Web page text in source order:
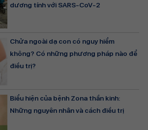
dương tính với SARS-CoV-2
Chửa ngoài dạ con có nguy hiểm
không? Có những phương pháp nào để
điều trị?
Biểu hiện của bệnh Zona thần kinh:
Những nguyên nhân và cách điều trị